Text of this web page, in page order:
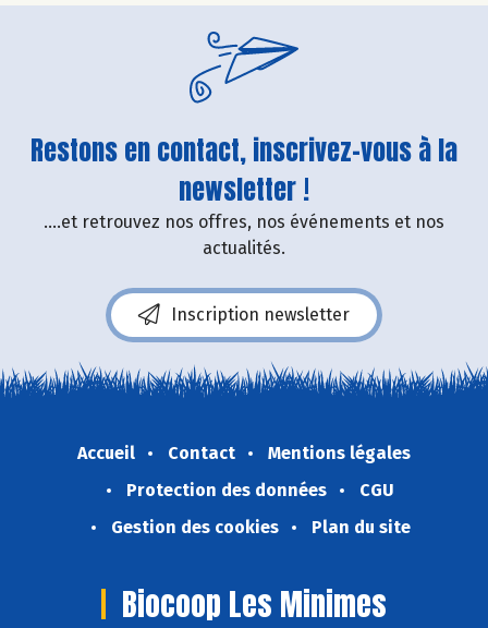
Restons en contact, inscrivez-vous à la
newsletter !
....et retrouvez nos offres, nos événements et nos
actualités.
Inscription newsletter
Accueil Contact
Mentions légales
Protection des données
CGU
Gestion des cookies
Plan du site
Biocoop Les Minimes